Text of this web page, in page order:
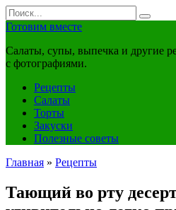
Перейти
к
Search
for:
Готовим вместе
Салаты, супы, выпечка и другие
с фотографиями.
Рецепты
Салаты
Торты
Закуски
Полезные советы
Главная » Рецепты
Тающий во рту